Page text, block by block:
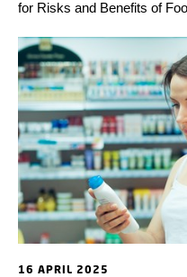
for Risks and Benefits of
sundhed gennem bedre
effekter af fødevarer og
16 APRIL 2025